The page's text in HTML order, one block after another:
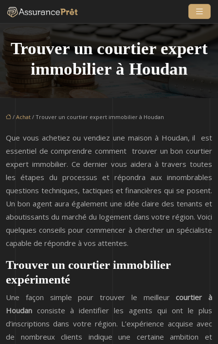
Trouver un courtier expert
immobilier à Houdan
/ Achat / Trouver un courtier expert immobilier à Houdan
Que vous achetiez ou vendiez une maison à Houdan, il est
essentiel de comprendre comment trouver un bon courtier
expert immobilier. Ce dernier vous aidera à travers toutes
les étapes du processus et répondra aux innombrables
questions techniques, tactiques et financières qui se posent.
Un bon agent aura également une idée claire des tenants et
aboutissants du marché du logement dans votre région. Voici
quelques conseils pour commencer à chercher un spécialiste
capable de répondre à vos attentes.
Trouver un courtier immobilier
expérimenté
Une façon simple pour trouver le meilleurcourtier à
Houdan consiste à identifier les agents qui ont le plus
d’inscriptions dans votre région. L’expérience acquise avec
de nombreux clients indique une certaine ambition et